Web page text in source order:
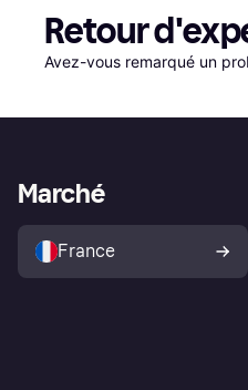
Retour
Avez-vous remarqué un
Marché
France